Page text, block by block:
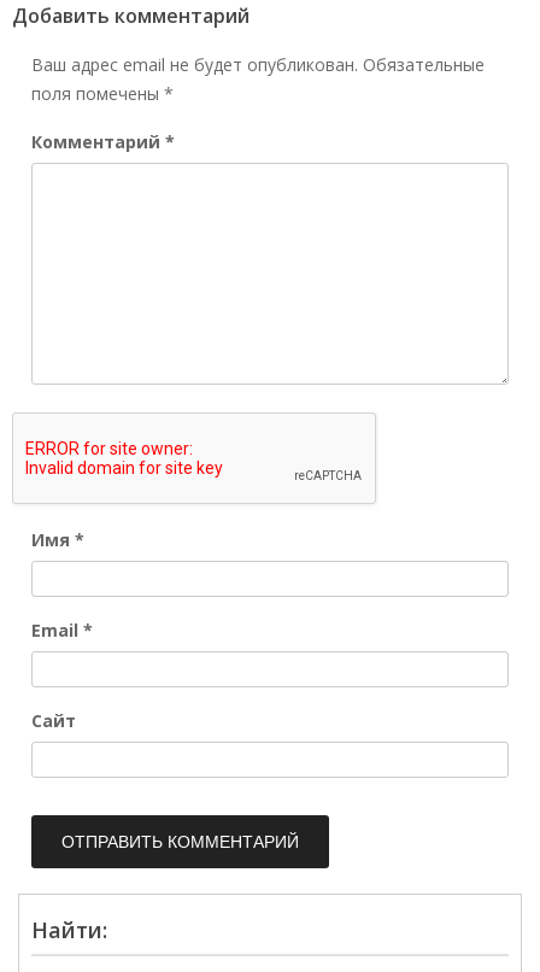
Добавить комментарий
Ваш адрес email не будет опубликован. Обязательные
поля помечены *
Комментарий *
Имя *
Email *
Сайт
Найти: